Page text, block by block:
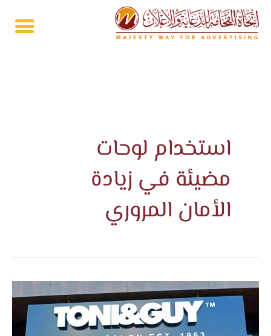
تخطي
إلى
المحتوى
استخدام لوحات
مضيئة في زيادة
الأمان المروري
لوحات
مضيئة